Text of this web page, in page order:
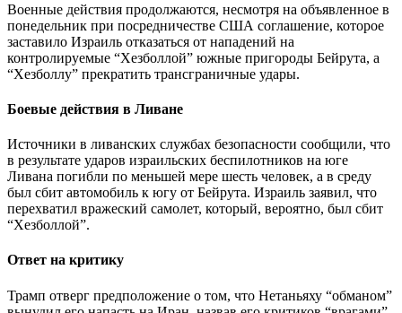
Военные действия продолжаются, несмотря на объявленное в
понедельник при посредничестве США соглашение, которое
заставило Израиль отказаться от нападений на
контролируемые “Хезболлой” южные пригороды Бейрута, а
“Хезболлу” прекратить трансграничные удары.
Боевые действия в Ливане
Источники в ливанских службах безопасности сообщили, что
в результате ударов израильских беспилотников на юге
Ливана погибли по меньшей мере шесть человек, а в среду
был сбит автомобиль к югу от Бейрута. Израиль заявил, что
перехватил вражеский самолет, который, вероятно, был сбит
“Хезболлой”.
Ответ на критику
Трамп отверг предположение о том, что Нетаньяху “обманом”